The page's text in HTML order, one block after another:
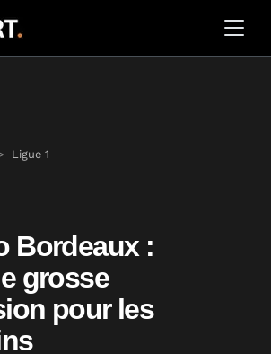
Ligue 1
Bordeaux :
grosse
pour les